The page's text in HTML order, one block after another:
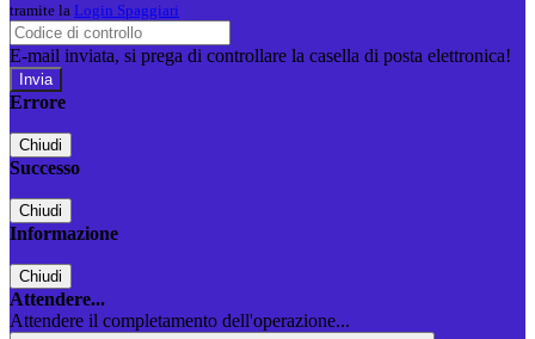
tramite la Login Spaggiari
E-mail inviata, si prega di controllare la casella di posta elettronica!
Errore
Chiudi
Successo
Chiudi
Informazione
Chiudi
Attendere...
Attendere il completamento dell'operazione...